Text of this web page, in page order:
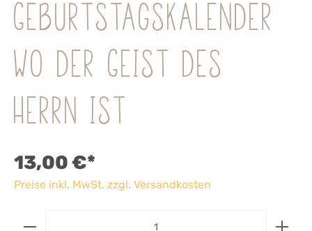
Geburtstagskalender
Wo der Geist des
Herrn ist
13,00 €*
Preise inkl. MwSt. zzgl. Versandkosten